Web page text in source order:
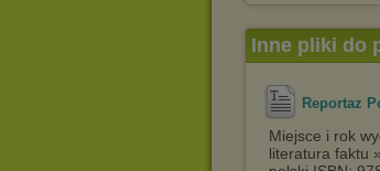
Inne pliki do
Reportaz
Miejsce i rok
literatura faktu